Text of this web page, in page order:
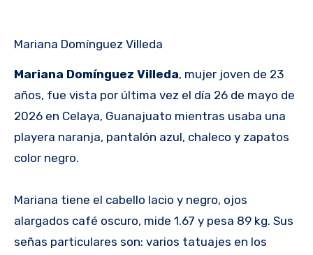
Mariana Domínguez Villeda
Mariana Domínguez Villeda, mujer joven de 23
años, fue vista por última vez el día 26 de mayo de
2026 en Celaya, Guanajuato mientras usaba una
playera naranja, pantalón azul, chaleco y zapatos
color negro.
Mariana tiene el cabello lacio y negro, ojos
alargados café oscuro, mide 1.67 y pesa 89 kg. Sus
señas particulares son: varios tatuajes en los